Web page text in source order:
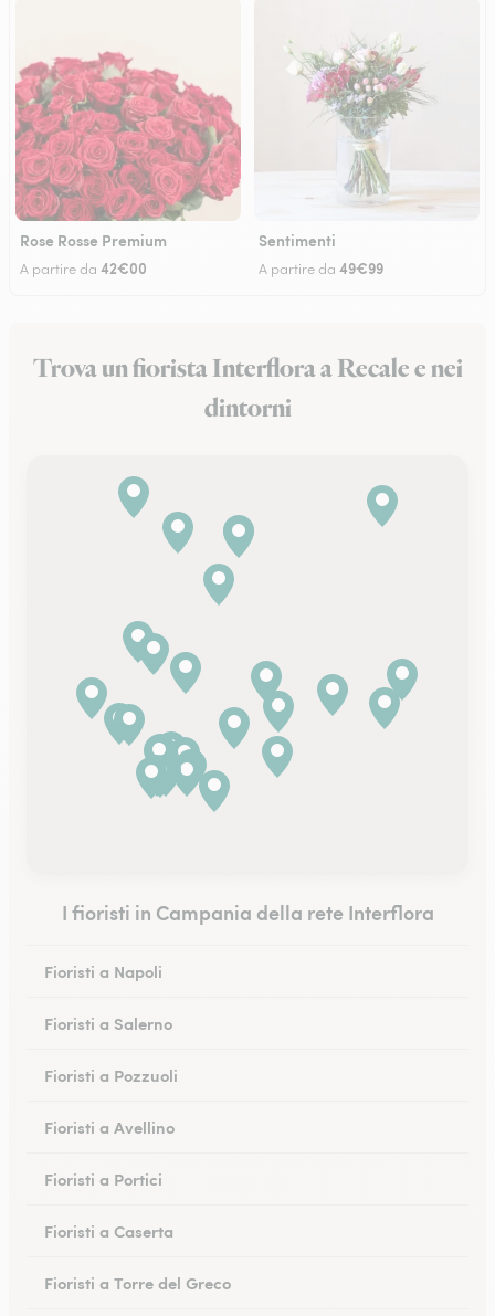
Rose Rosse Premium
A partire da 42€00
Sentimenti
A partire da 49€99
Trova un fiorista Interflora a Recale e nei
dintorni
I fioristi in Campania della rete Interflora
Fioristi a Napoli
Fioristi a Salerno
Fioristi a Pozzuoli
Fioristi a Avellino
Fioristi a Portici
Fioristi a Caserta
Fioristi a Torre del Greco